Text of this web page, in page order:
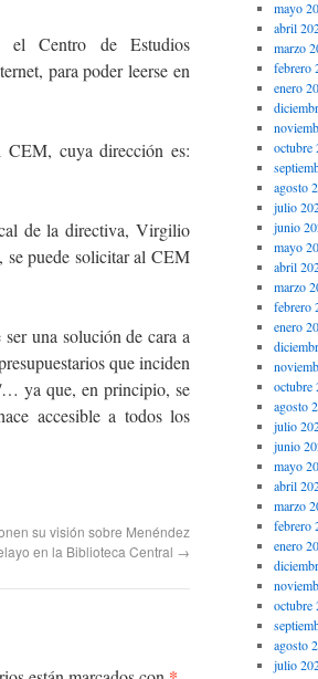
el Centro de Estudios
para poder leerse en
CEM, cuya dirección es:
de la directiva, Virgilio
, se puede solicitar al CEM
una solución de cara a
que inciden
… ya que, en principio, se
accesible a todos los
su visión sobre Menéndez
en la Biblioteca Central →
mayo
abril
marzo
febrero
enero
octubre
agosto
julio
junio
mayo
abril
marzo
febrero
enero
octubre
agosto
julio
junio
mayo
abril
marzo
febrero
enero
octubre
agosto
julio